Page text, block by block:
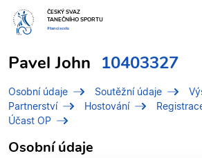
ČESKÝ SVAZ
TANEČNÍHO SPORTU
#tanciscsts
Pavel John 10403327
Osobní údaje Soutěžní údaje
Partnerství
Hostování
Účast OP
Osobní údaje